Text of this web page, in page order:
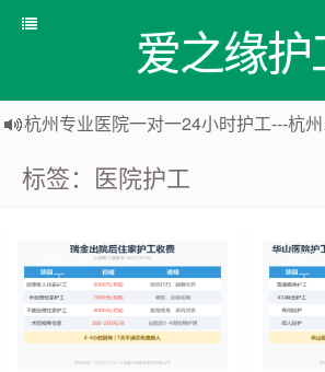
爱之缘护
杭州
标签：医院护工
上海医院护
工
上海医
工